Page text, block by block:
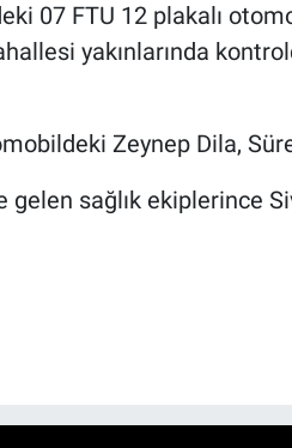
07 FTU 12 plakalı
yakınlarında
Zeynep Dila,
gelen sağlık ekiplerince